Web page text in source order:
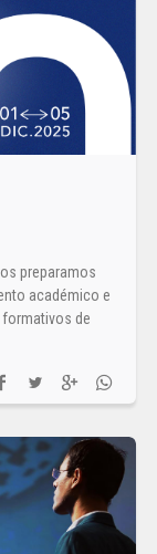
preparamos
académico e
de